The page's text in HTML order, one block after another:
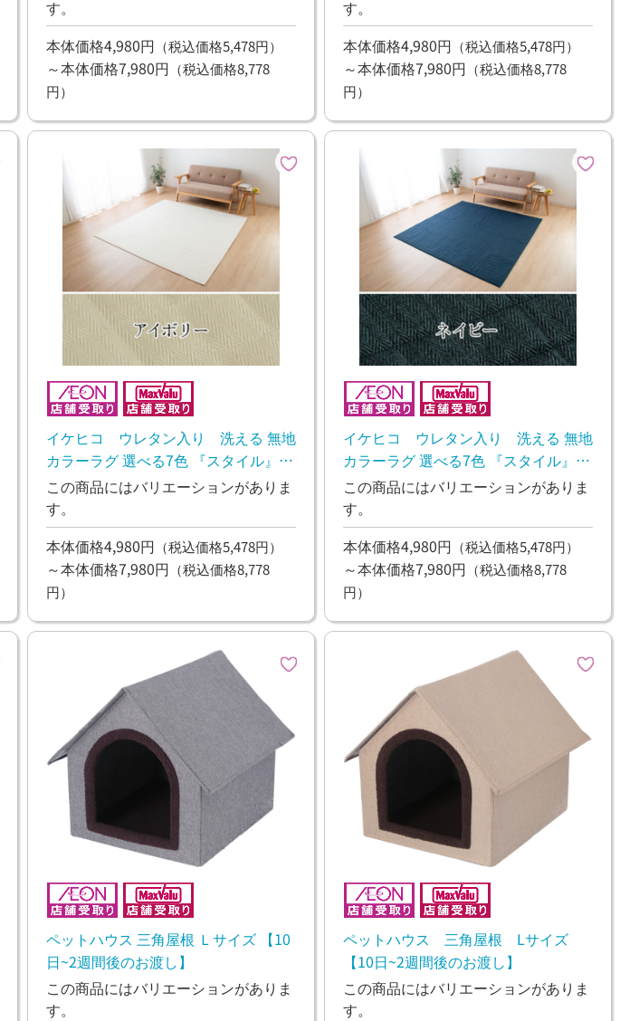
す。
本体価格4,980円 （税込価格5,478円）
～本体価格7,980円 （税込価格8,778
円）
す。
本体価格4,980円 （税込価格5,478円）
～本体価格7,980円 （税込価格8,778
円）
イケヒコ ウレタン入り 洗える 無地
カラーラグ 選べる7色 『スタイル』
アイボリー【10日~2週間後のお渡し】
この商品にはバリエーションがありま
す。
本体価格4,980円 （税込価格5,478円）
～本体価格7,980円 （税込価格8,778
円）
イケヒコ ウレタン入り 洗える 無地
カラーラグ 選べる7色 『スタイル』
ネイビー【10日~2週間後のお渡し】
この商品にはバリエーションがありま
す。
本体価格4,980円 （税込価格5,478円）
～本体価格7,980円 （税込価格8,778
円）
ペットハウス 三角屋根 Ｌサイズ 【10
日~2週間後のお渡し】
この商品にはバリエーションがありま
す。
ペットハウス 三角屋根 Lサイズ
【10日~2週間後のお渡し】
この商品にはバリエーションがありま
す。